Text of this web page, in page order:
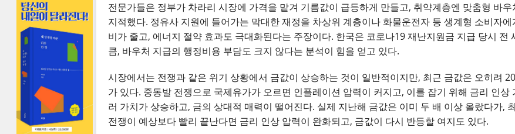
전문가들은 정부가 차라리 시장에 가격을 맡겨 기름값이 급등하게 만들고, 취약계층엔 맞춤형 바
지적했다. 정유사 지원에 들어가는 막대한 재정을 차상위 계층이나 화물운전자 등 생계형 소비자
비가 줄고, 에너지 절약 효과도 극대화된다는 주장이다. 한국은 코로나19 재난지원금 지급 당시 전
큼, 바우처 지급의 행정비용 부담도 크지 않다는 분석이 힘을 얻고 있다.
시장에서는 전쟁과 같은 위기 상황에서 금값이 상승하는 것이 일반적이지만, 최근 금값은 오히려
가 있다. 중동발 전쟁으로 국제유가가 오르면 인플레이션 압력이 커지고, 이를 잡기 위해 금리 인
러 가치가 상승하고, 금의 상대적 매력이 떨어진다. 실제 지난해 금값은 이미 두 배 이상 올랐다가,
전쟁이 예상보다 빨리 끝난다면 금리 인상 압력이 완화되고, 금값이 다시 반등할 여지도 있다.